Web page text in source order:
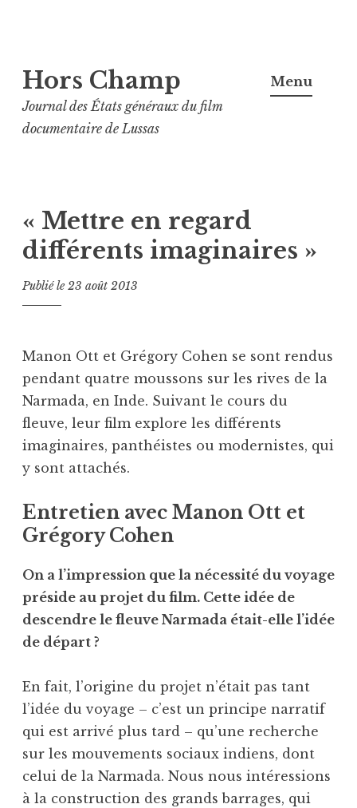
au
contenu
principal
Hors Champ
Journal des États généraux du film
documentaire de Lussas
Menu
« Mettre en regard
différents imaginaires »
Publié le23 août 2013
Manon Ott et Grégory Cohen se sont rendus
pendant quatre moussons sur les rives de la
Narmada, en Inde. Suivant le cours du
fleuve, leur film explore les différents
imaginaires, panthéistes ou modernistes, qui
y sont attachés.
Entretien avec Manon Ott et
Grégory Cohen
On a l’impression que la nécessité du voyage
préside au projet du film. Cette idée de
descendre le fleuve Narmada était-elle l’idée
de départ ?
En fait, l’origine du projet n’était pas tant
l’idée du voyage – c’est un principe narratif
qui est arrivé plus tard – qu’une recherche
sur les mouvements sociaux indiens, dont
celui de la Narmada. Nous nous intéressions
à la construction des grands barrages, qui